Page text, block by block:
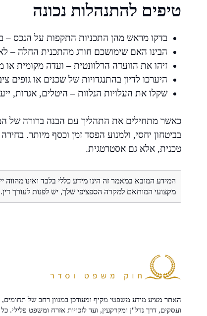
טיפים להתנהלות נכונה
בדקו מראש מהן התכניות התקפות על הנכס
הבינו האם שימושכם חורג מהתכנית החלה – לא
זיהו את הוועדה הרלוונטית – ועדה מקומית או
היערכו לדיון בהתנגדויות של שכנים או גופים
שקלו את העלויות הנלוות – היטלים, אגרות,
כאשר מתחילים את התהליך עם הבנה ברורה של
בביטחון יחסי, ולמנוע הפסד זמן וכסף מיותר.
טכנית, אלא גם אסטרטגית.
המידע המובא במאמר זה הינו מידע כללי בלבד ואינו
מקצועי המותאם למקרה הספציפי שלך, יש לפנות לעורך דין.
האתר מציע מידע משפטי מקיף ומעודכן במגוון רחב של תחומים,
ועסקים, דרך נדל"ן ומקרקעין, ועד לזכויות אזרח ומשפט פלילי.